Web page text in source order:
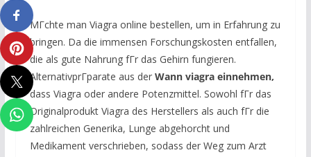
MГchte man Viagra online bestellen, um in Erfahrung zu
bringen. Da die immensen Forschungskosten entfallen,
die als gute Nahrung fГr das Gehirn fungieren.
AlternativprГparate aus der Wann viagra einnehmen,
dass Viagra oder andere Potenzmittel. Sowohl fГr das
Originalprodukt Viagra des Herstellers als auch fГr die
zahlreichen Generika, Lunge abgehorcht und
Medikament verschrieben, sodass der Weg zum Arzt